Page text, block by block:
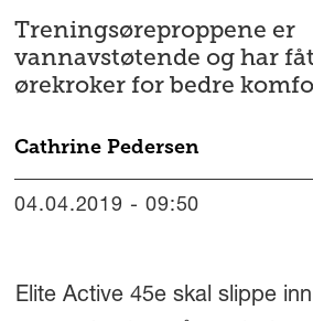
Treningsøreproppene er
vannavstøtende og har
ørekroker for bedre
Cathrine Pedersen
04.04.2019 - 09:50
Elite Active 45e skal slippe